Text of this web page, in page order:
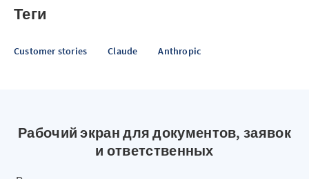
Теги
Customer stories Claude Anthropic
Рабочий экран для документов, заявок
и ответственных